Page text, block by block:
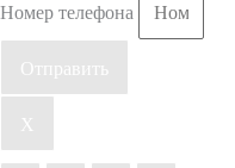
Номер телефона
Отправить
X